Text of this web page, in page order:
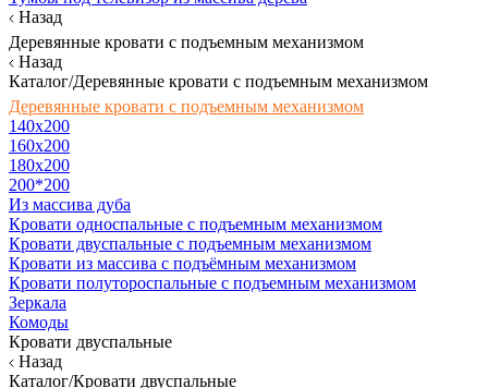
Назад
Деревянные кровати с подъемным механизмом
Назад
Каталог/Деревянные кровати с подъемным механизмом
Деревянные кровати с подъемным механизмом
140x200
160х200
180х200
200*200
Из массива дуба
Кровати односпальные с подъемным механизмом
Кровати двуспальные с подъемным механизмом
Кровати из массива с подъёмным механизмом
Кровати полутороспальные с подъемным механизмом
Зеркала
Комоды
Кровати двуспальные
Назад
Каталог/Кровати двуспальные